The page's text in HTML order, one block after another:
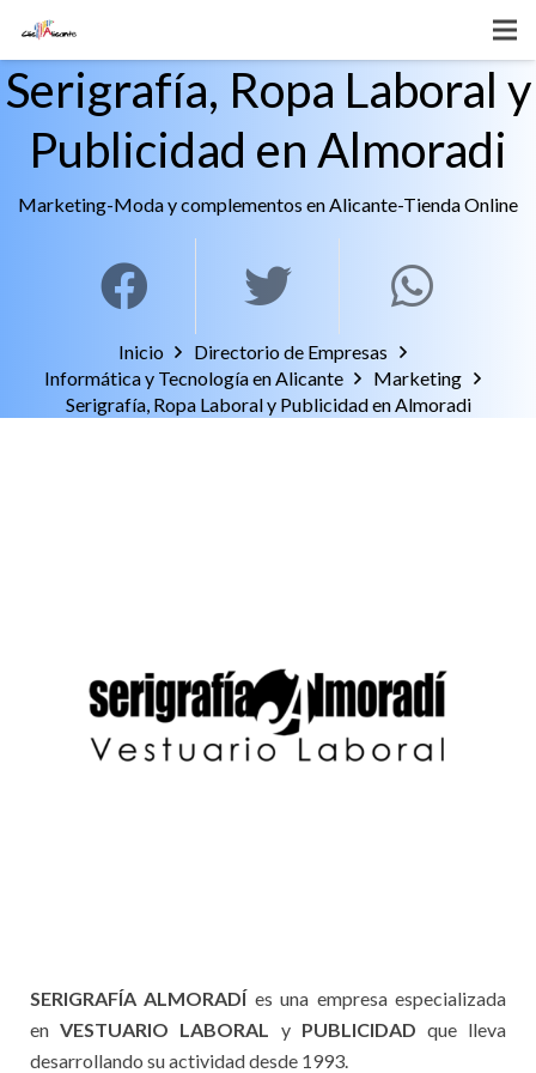
Serigrafía, Ropa Laboral y
Publicidad en Almoradi
Marketing-Moda y complementos en Alicante-Tienda Online
Inicio
Directorio de Empresas
Informática y Tecnología en Alicante
Marketing
Serigrafía, Ropa Laboral y Publicidad en Almoradi
SERIGRAFÍA ALMORADÍes una empresa especializada
enVESTUARIO LABORAL y PUBLICIDAD que lleva
desarrollando su actividad desde 1993.